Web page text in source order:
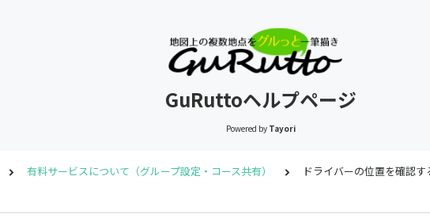
GuRuttoヘルプページ
Powered by Tayori
有料サービスについて（グループ設定・コース共有） ドライバーの位置を確認す